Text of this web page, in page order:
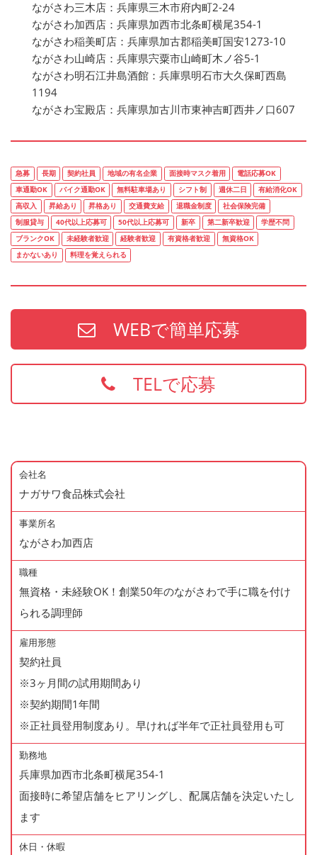
ながさわ三木店：兵庫県三木市府内町2-24
ながさわ加西店：兵庫県加西市北条町横尾354-1
ながさわ稲美町店：兵庫県加古郡稲美町国安1273-10
ながさわ山崎店：兵庫県宍粟市山崎町木ノ谷5-1
ながさわ明石江井島酒館：兵庫県明石市大久保町西島
1194
ながさわ宝殿店：兵庫県加古川市東神吉町西井ノ口607
急募 長期 契約社員 地域の有名企業 面接時マスク着用
電話応募OK
車通勤OK
バイク通勤OK 無料駐車場あり シフト制 週休二日
有給消化OK
高収入
昇給あり 昇格あり 交通費支給 退職金制度
社会保険完備
制服貸与
40代以上応募可 50代以上応募可 新卒 第二新卒歓迎
学歴不問
ブランクOK
未経験者歓迎 経験者歓迎 有資格者歓迎
無資格OK
まかないあり
料理を覚えられる
WEBで簡単応募
TELで応募
会社名
ナガサワ食品株式会社
事業所名
ながさわ加西店
職種
無資格・未経験OK！創業50年のながさわで手に職を付け
られる調理師
雇用形態
契約社員
※3ヶ月間の試用期間あり
※契約期間1年間
※正社員登用制度あり。早ければ半年で正社員登用も可
勤務地
兵庫県加西市北条町横尾354-1
面接時に希望店舗をヒアリングし、配属店舗を決定いたし
ます
休日・休暇